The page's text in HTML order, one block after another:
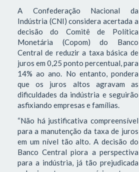
A Confederação Nacional da
Indústria (CNI) considera acertada a
decisão do Comitê de Política
Monetária (Copom) do Banco
Central de reduzir a taxa básica de
juros em 0,25 ponto percentual, para
14% ao ano. No entanto, pondera
que os juros altos agravam as
dificuldades da indústria e seguirão
asfixiando empresas e famílias.
“Não há justificativa compreensível
para a manutenção da taxa de juros
em um nível tão alto. A decisão do
Banco Central piora a perspectiva
para a indústria, já tão prejudicada